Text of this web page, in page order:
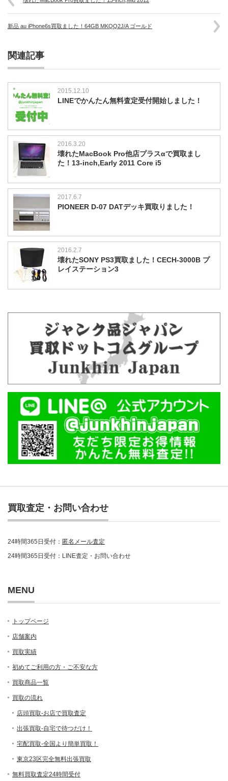
新品 au iPhone6s買取ました！64GB MKQQ2J/A ゴールド
関連記事
2015.12.10
LINEでかんたん無料査定受付開始しました！
2016.3.20
壊れたMacBook Pro他店プラスαで買取まし
た！13-inch,Early 2011 Core i5
2017.6.7
PIONEER D-07 DATデッキ買取りました！
2016.2.7
壊れたSONY PS3買取ました！CECH-3000B プ
レイステーション3
買取査定・お問い合わせ
24時間365日受付： 匿名メール査定
24時間365日受付：LINE査定・お問い合わせ
MENU
トップページ
店舗案内
買取実績
初めてご利用の方・ご不安な方
買取商品一覧
買取の流れ
店頭買取-お店で買取査定
出張買取-自宅で待つだけ！
宅配買取-全国より簡単買取！
東京23区完全無料出張買取
無料買取査定24時間受付